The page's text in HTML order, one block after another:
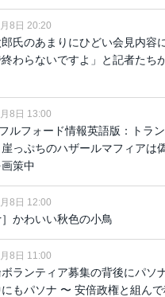
8日 20:20
氏のあまりにひどい会見内容
わらないですよ」と記者たち
8日 13:00
ルフォード情報英語版：トラ
っぷちのハザールマフィアは
策中
8日 12:00
］かわいい秋色の小鳥
8日 11:00
ランティア募集の背後にパソ
もパソナ 〜 安倍政権と組んで